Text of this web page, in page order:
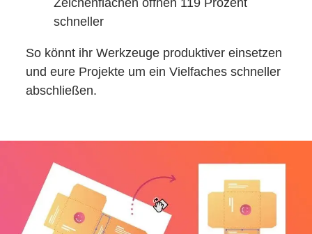
Zeichenflächen öffnen 119 Prozent
schneller
So könnt ihr Werkzeuge produktiver einsetzen
und eure Projekte um ein Vielfaches schneller
abschließen.